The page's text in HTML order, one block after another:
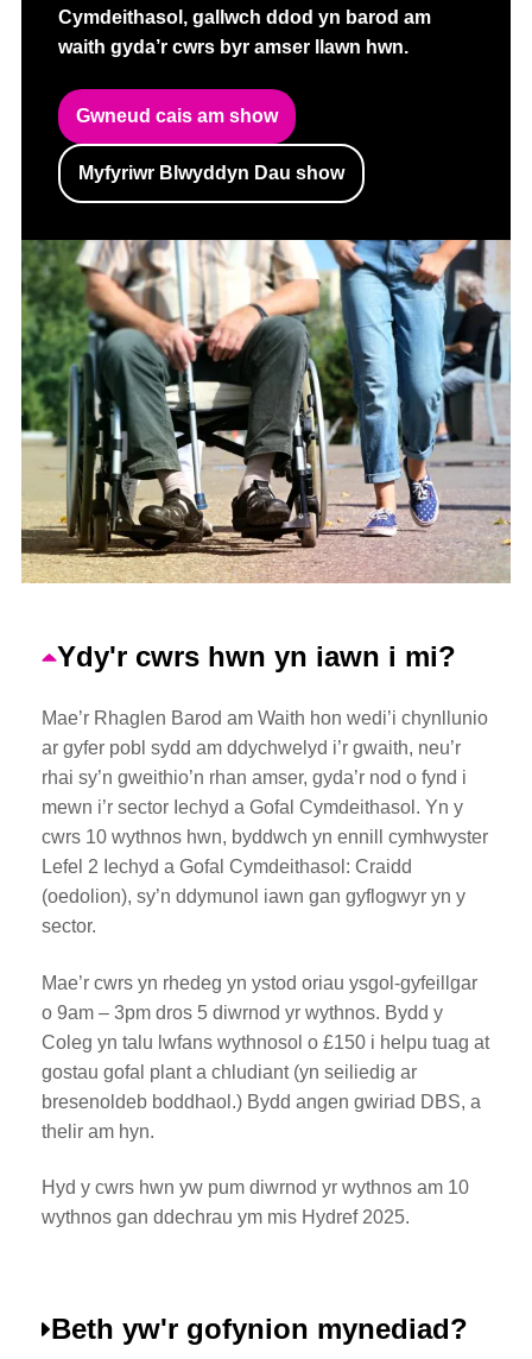
Cymdeithasol, gallwch ddod yn barod am
waith gyda’r cwrs byr amser llawn hwn.
Gwneud cais am show
Myfyriwr Blwyddyn Dau show
Ydy'r cwrs hwn yn iawn i mi?
Mae’r Rhaglen Barod am Waith hon wedi’i chynllunio
ar gyfer pobl sydd am ddychwelyd i’r gwaith, neu’r
rhai sy’n gweithio’n rhan amser, gyda’r nod o fynd i
mewn i’r sector Iechyd a Gofal Cymdeithasol. Yn y
cwrs 10 wythnos hwn, byddwch yn ennill cymhwyster
Lefel 2 Iechyd a Gofal Cymdeithasol: Craidd
(oedolion), sy’n ddymunol iawn gan gyflogwyr yn y
sector.
Mae’r cwrs yn rhedeg yn ystod oriau ysgol-gyfeillgar
o 9am – 3pm dros 5 diwrnod yr wythnos. Bydd y
Coleg yn talu lwfans wythnosol o £150 i helpu tuag at
gostau gofal plant a chludiant (yn seiliedig ar
bresenoldeb boddhaol.) Bydd angen gwiriad DBS, a
thelir am hyn.
Hyd y cwrs hwn yw pum diwrnod yr wythnos am 10
wythnos gan ddechrau ym mis Hydref 2025.
Beth yw'r gofynion mynediad?